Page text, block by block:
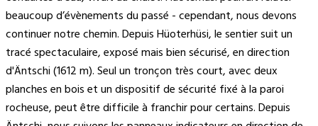
beaucoup d’évènements du passé - cependant, nous devons
continuer notre chemin. Depuis Hüoterhüsi, le sentier suit un
tracé spectaculaire, exposé mais bien sécurisé, en direction
d'Äntschi (1612 m). Seul un tronçon très court, avec deux
planches en bois et un dispositif de sécurité fixé à la paroi
rocheuse, peut être difficile à franchir pour certains. Depuis